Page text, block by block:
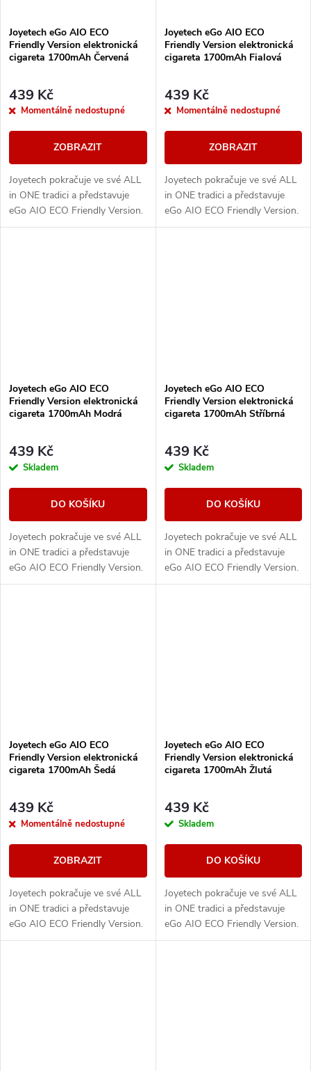
Joyetech eGo AIO ECO
Friendly Version elektronická
cigareta 1700mAh Červená
439 Kč
Momentálně nedostupné
ZOBRAZIT
Joyetech pokračuje ve své ALL
in ONE tradici a představuje
eGo AIO ECO Friendly Version.
Designově řešené tělo e-
Joyetech eGo AIO ECO
Friendly Version elektronická
cigareta 1700mAh Fialová
439 Kč
Momentálně nedostupné
ZOBRAZIT
Joyetech pokračuje ve své ALL
in ONE tradici a představuje
eGo AIO ECO Friendly Version.
Designově řešené tělo e-
Joyetech eGo AIO ECO
Friendly Version elektronická
cigareta 1700mAh Modrá
439 Kč
Skladem
DO KOŠÍKU
Joyetech pokračuje ve své ALL
in ONE tradici a představuje
eGo AIO ECO Friendly Version.
Designově řešené tělo e-
Joyetech eGo AIO ECO
Friendly Version elektronická
cigareta 1700mAh Stříbrná
439 Kč
Skladem
DO KOŠÍKU
Joyetech pokračuje ve své ALL
in ONE tradici a představuje
eGo AIO ECO Friendly Version.
Designově řešené tělo e-
Joyetech eGo AIO ECO
Friendly Version elektronická
cigareta 1700mAh Šedá
439 Kč
Momentálně nedostupné
ZOBRAZIT
Joyetech pokračuje ve své ALL
in ONE tradici a představuje
eGo AIO ECO Friendly Version.
Designově řešené tělo e-
Joyetech eGo AIO ECO
Friendly Version elektronická
cigareta 1700mAh Žlutá
439 Kč
Skladem
DO KOŠÍKU
Joyetech pokračuje ve své ALL
in ONE tradici a představuje
eGo AIO ECO Friendly Version.
Designově řešené tělo e-